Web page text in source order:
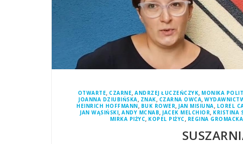
OTWARTE, CZARNE,ANDRZEJ ŁUCZEŃCZYK, MONIKA POLIT
JOANNA DZIUBIŃSKA, ZNAK, CZARNA OWCA,
HEINRICH HOFFMANN, BUK ROWER, JAN MISIUNA, LOREL
JAN WĄSIŃSKI,ANDY MCNAB, JACEK MELCHIOR, KRISTINA
MIRKA PIŻYC, KOPEL PIŻYC, REGINA GROMACKA